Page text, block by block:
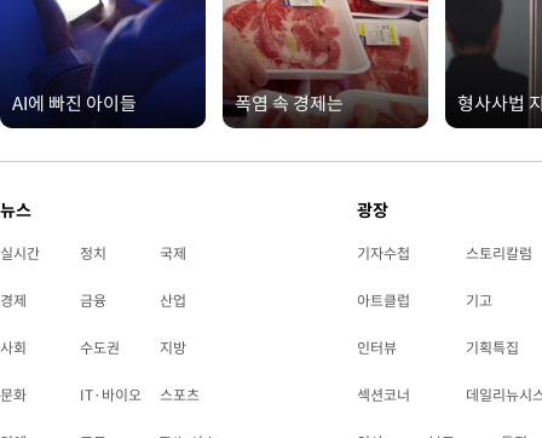
AI에 빠진 아이들 폭염 속 경제는 형사사법
뉴스
실시간 정치 국제
경제 금융 산업
사회 수도권 지방
문화 IT·바이오 스포츠
광장
기자수첩 스토리칼럼
아트클럽 기고
인터뷰 기획특집
섹션코너 데일리뉴시